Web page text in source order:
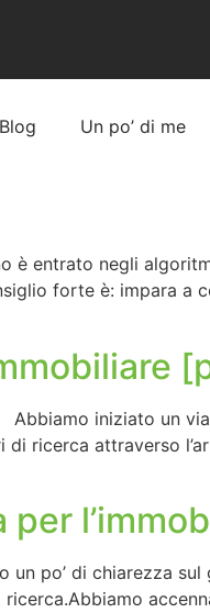
Blog Un po’ di me
entrato negli
forte è: impara a
iniziato un
ricerca attraverso
po’ di chiarezza